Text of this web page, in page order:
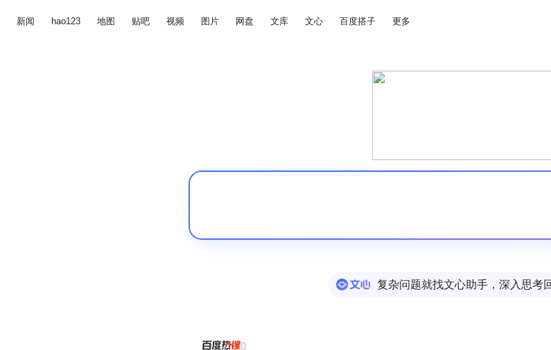
新闻 hao123 地图 贴吧 视频 图片 网盘 文库 文心 百度搭子 更多
复杂问题就找文心助手，深入思考
